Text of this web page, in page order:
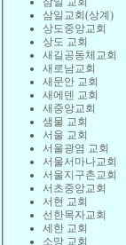
삼일교회(상계)
상도중앙교회
상도 교회
새길공동체교회
새로남교회
새문안 교회
새에덴 교회
새중앙교회
샘물 교회
서울 교회
서울광염 교회
서울서마나교회
서울지구촌교회
서초중앙교회
서현 교회
선한목자교회
세한 교회
소망 교회